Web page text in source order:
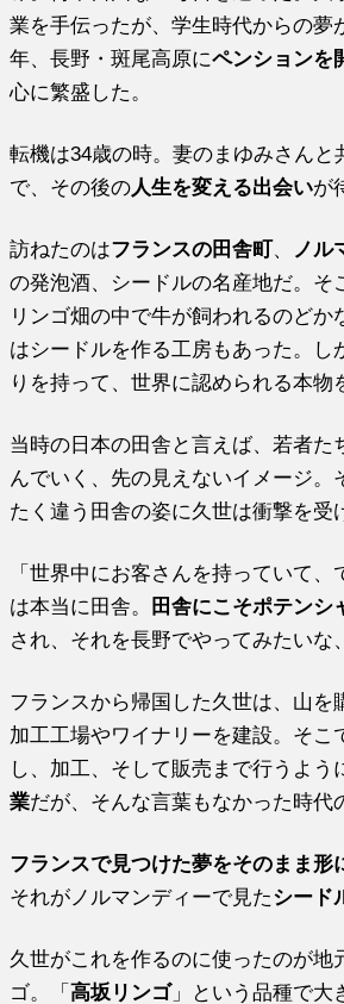
業を手伝ったが、学生時代からの夢
年、長野・斑尾高原にペンションを
心に繁盛した。
転機は34歳の時。妻のまゆみさんと
で、その後の人生を変える出会いが
訪ねたのはフランスの田舎町、 ノル
の発泡酒、シードルの名産地だ。そ
リンゴ畑の中で牛が飼われるのどか
はシードルを作る工房もあった。し
りを持って、世界に認められる本物
当時の日本の田舎と言えば、若者た
んでいく、先の見えないイメージ。
たく違う田舎の姿に久世は衝撃を受
「世界中にお客さんを持っていて
は本当に田舎。
田舎にこそポテンシ
され、それを長野でやってみたいな
フランスから帰国した久世は、山を
加工工場やワイナリーを建設。そこ
し、加工、そして販売まで行うよう
業だが、そんな言葉もなかった時代
フランスで見つけた夢をそのまま形
それがノルマンディーで見たシード
久世がこれを作るのに使ったのが地
ゴ。「高坂リンゴ」という品種で大